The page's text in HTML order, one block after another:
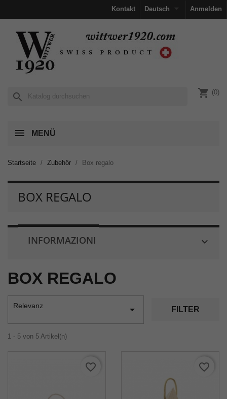
Kontakt Deutsch Anmelden
search shopping_cart (0)
MENÜ
Startseite Zubehör Box regalo
BOX REGALO
INFORMAZIONI 
BOX REGALO
Relevanz  FILTER
1 - 5 von 5 Artikel(n)
favorite_border favorite_border